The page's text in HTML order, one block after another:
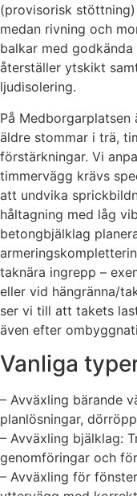
(provisorisk
medan rivning och
balkar med
återställer ytskikt
ljudisolering.
På
äldre stommar i trä,
förstärkningar. Vi
timmervägg krävs
att undvika
håltagning med låg
betongbjälklag
taknära ingrepp –
eller vid hängränna/
ser vi till att takets
även efter
Vanliga
– Avväxling bärande
planlösningar,
– Avväxling bjälklag:
genomföringar och
– Avväxling för